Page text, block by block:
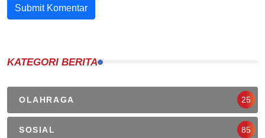
Submit Komentar
KATEGORI BERITA
OLAHRAGA 25
SOSIAL 85